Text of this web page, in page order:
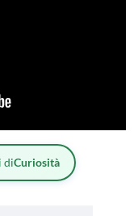
diCuriosità